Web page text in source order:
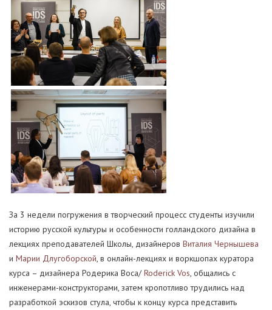
За 3 недели погружения в творческий процесс студенты изучили
историю русской культуры и особенности голландского дизайна в
лекциях преподавателей Школы, дизайнеров Виталия Чернышева
и Марии Длугоборской, в онлайн-лекциях и воркшопах куратора
курса – дизайнера Родерика Воса/Roderick Vos, общались с
инженерами-конструкторами, затем кропотливо трудились над
разработкой эскизов стула, чтобы к концу курса представить